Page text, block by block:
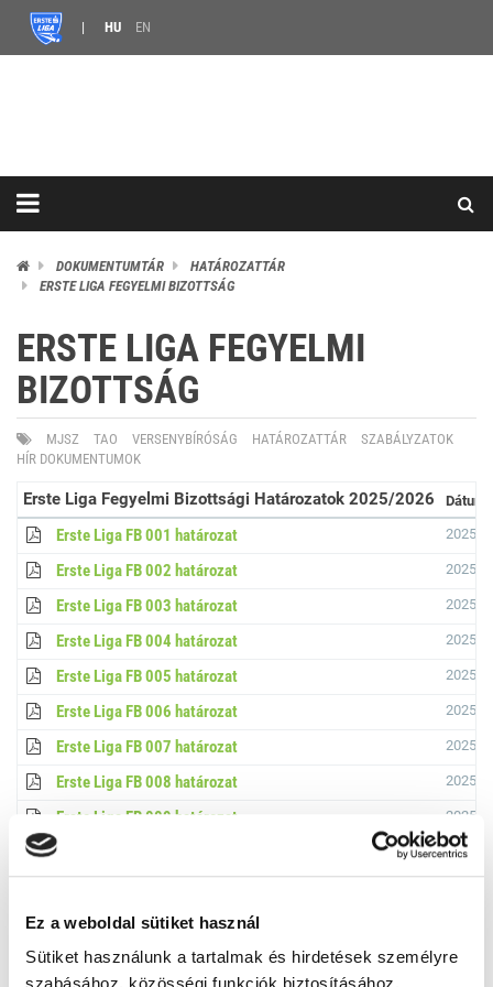
Ez a weboldal sütiket használ
Sütiket használunk a tartalmak és hirdetések személyre
HU EN
DOKUMENTUMTÁR
HATÁROZATTÁR
ERSTE LIGA FEGYELMI BIZOTTSÁG
ERSTE LIGA FEGYELMI
BIZOTTSÁG
MJSZ TAO VERSENYBÍRÓSÁG HATÁROZATTÁR
SZABÁLYZATOK
HÍR DOKUMENTUMOK
Erste Liga Fegyelmi Bizottsági Határozatok 2025/2026 Dátum
Erste Liga FB 001 határozat
Erste Liga FB 002 határozat
Erste Liga FB 003 határozat
Erste Liga FB 004 határozat
Erste Liga FB 005 határozat
Erste Liga FB 006 határozat
Erste Liga FB 007 határozat
Erste Liga FB 008 határozat
Erste Liga FB 009 határozat
Erste Liga FB 010 határozat
Erste Liga FB 012 határozat
Erste Liga FB 013 határozat